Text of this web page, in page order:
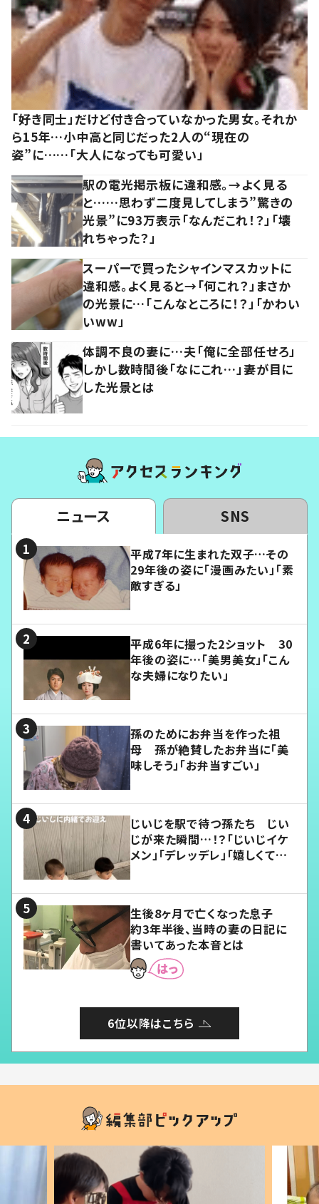
「好き同士」だけど付き合っていなかった男女。それか
ら15年…小中高と同じだった2人の“現在の
姿”に……「大人になっても可愛い」
駅の電光掲示板に違和感。→よく見る
と……思わず二度見してしまう”驚きの
光景”に93万表示「なんだこれ！？」「壊
れちゃった？」
スーパーで買ったシャインマスカットに
違和感。よく見ると→「何これ？」まさか
の光景に…「こんなところに！？」「かわい
いww」
体調不良の妻に…夫「俺に全部任せろ」
しかし数時間後「なにこれ…」妻が目に
した光景とは
ニュース SNS
平成7年に生まれた双子…その
29年後の姿に「漫画みたい」「素
敵すぎる」
平成6年に撮った2ショット 30
年後の姿に…「美男美女」「こん
な夫婦になりたい」
孫のためにお弁当を作った祖
母 孫が絶賛したお弁当に「美
味しそう」「お弁当すごい」
じいじを駅で待つ孫たち じい
じが来た瞬間…！？「じいじイケ
メン」「デレッデレ」「嬉しくて可
生後8ヶ月で亡くなった息子
約3年半後、当時の妻の日記に
書いてあった本音とは
6位以降はこちら